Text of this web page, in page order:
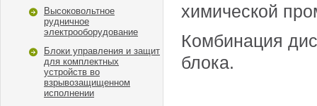
Высоковольтное
рудничное
электрооборудование
Блоки управления и защит
для комплектных
устройств во
взрывозащищенном
исполнении
химической
Комбинация
блока.